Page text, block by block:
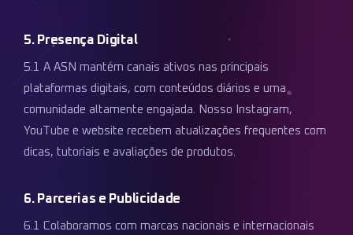
5. Presença Digital
5.1 A ASN mantém canais ativos nas principais
plataformas digitais, com conteúdos diários e uma
comunidade altamente engajada. Nosso Instagram,
YouTube e website recebem atualizações frequentes com
dicas, tutoriais e avaliações de produtos.
6. Parcerias e Publicidade
6.1 Colaboramos com marcas nacionais e internacionais